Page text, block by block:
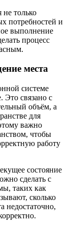
не только
потребностей и
выполнение
процесс
места
системе
Это связано с
объём, а
для
важно
чтобы
работу
состояние
сделать с
таких как
сколько
недостаточно,